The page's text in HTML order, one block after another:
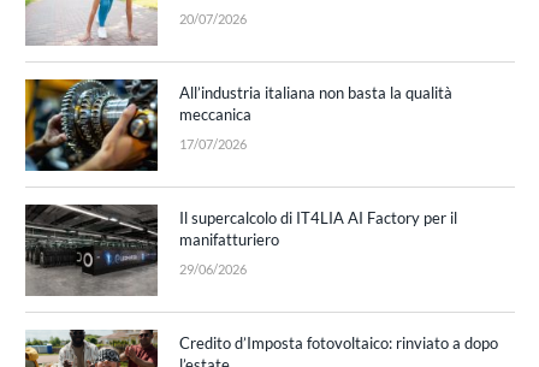
20/07/2026
All’industria italiana non basta la qualità
meccanica
17/07/2026
Il supercalcolo di IT4LIA AI Factory per il
manifatturiero
29/06/2026
Credito d’Imposta fotovoltaico: rinviato a dopo